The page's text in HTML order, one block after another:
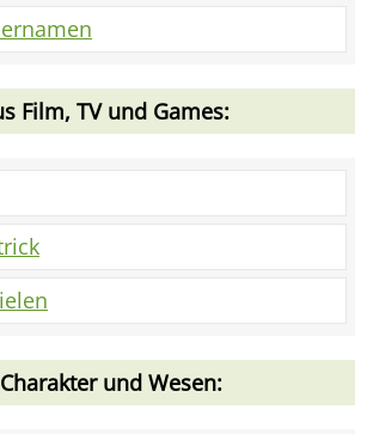
Film, TV und Games:
und Wesen: